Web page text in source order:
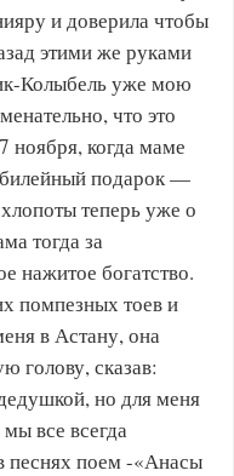
и доверила чтобы
этими же руками
Колыбель уже мою
что это
ноября, когда маме
подарок —
теперь уже о
тогда за
нажитое богатство.
помпезных тоев и
в Астану, она
голову, сказав:
но для меня
все всегда
песнях поем -«Анасы